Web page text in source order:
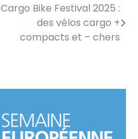
Cargo Bike Festival 2025 :
des vélos cargo +
compacts et – chers